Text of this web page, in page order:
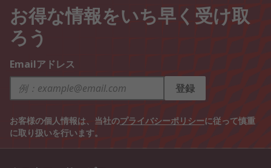
お得な情報をいち早く受け取
ろう
Emailアドレス
登録
お客様の個人情報は、当社のプライバシーポリシーに従って慎重
に取り扱いを行います。